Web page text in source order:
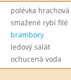
polévka hrachová
smažené rybí filé
brambory
ledový salát
ochucená voda